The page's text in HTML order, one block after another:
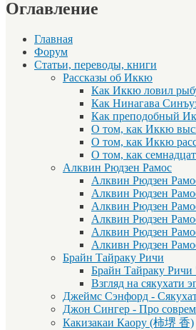
Оглавление
Главная
Форум
Статьи, переводы, книги
Рассказы об Иккю
Как Иккю ловил
Как Нинагава
Как преподобный
О том, как Иккю
О том, как Иккю
О том, как
Алквин Рюдзен Рамос
Алквин Рюдзен
Алквин Рюдзен
Алквин Рюдзен
Алквин Рюдзен
Алквин Рюдзен
Алкивн Рюдзен
Брайн Тайраку Ричи
Брайн Тайраку
Взгляд на сякухати
Джеймс Сэнфорд -
Джон Сингер - Про
Какизакаи Каору (柿堺 香)